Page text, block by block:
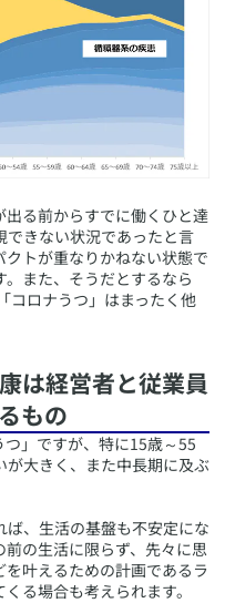
る前からすでに働くひと達
できない状況であったと言
トが重なりかねない状態で
また、そうだとするなら
コロナうつ」はまったく他
は経営者と従業員
もの
」ですが、特に15歳～55
大きく、また中長期に及ぶ
、生活の基盤も不安定にな
の生活に限らず、先々に思
叶えるための計画であるラ
る場合も考えられます。